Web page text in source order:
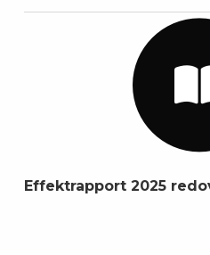
Effektrapport 2025